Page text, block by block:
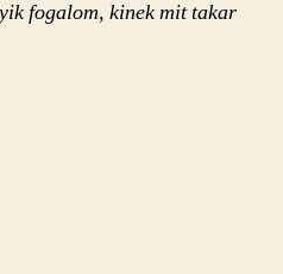
fogalom, kinek mit takar